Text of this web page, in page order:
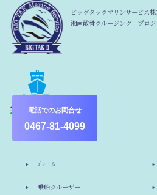
電話でのお問合せ
0467-81-4099
ビッグタックマリンサービス
湘南散骨クルージング プロジ
ホーム
乗船クルーザー